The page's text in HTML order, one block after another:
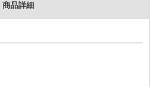
商品詳細